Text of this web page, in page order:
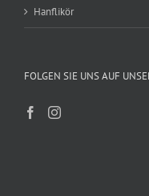
Hanflikör
FOLGEN SIE UNS AUF